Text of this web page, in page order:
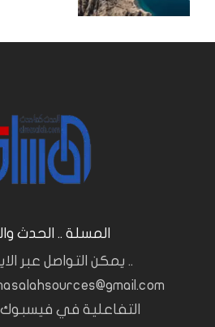
المسلة .. الحدث
.. يمكن التواصل عبر
التفاعلية في